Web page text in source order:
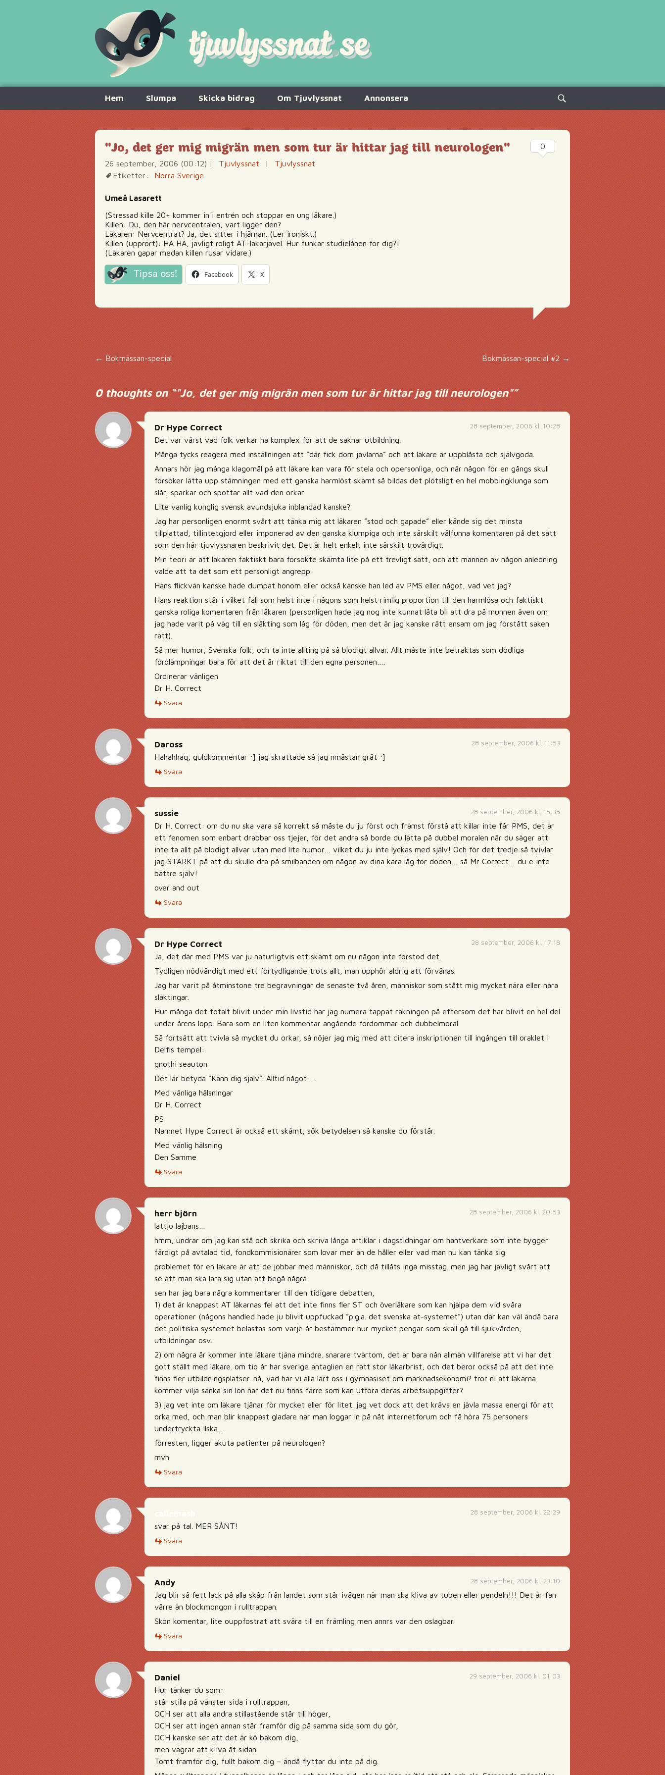
innehåll
Hem Slumpa Skicka bidrag Om Tjuvlyssnat Annonsera
Sök
efter:
"Jo, det ger mig migrän men som tur är hittar jag till neurologen"
26 september, 2006 (00:12) | Tjuvlyssnat |
Tjuvlyssnat
Etiketter:
Norra Sverige
Umeå Lasarett
(Stressad kille 20+ kommer in i entrén och stoppar en ung läkare.)
Killen: Du, den här nervcentralen, vart ligger den?
Läkaren: Nervcentrat? Ja, det sitter i hjärnan. (Ler ironiskt.)
Killen (upprört): HA HA, jävligt roligt AT-läkarjävel. Hur funkar studielånen för dig?!
(Läkaren gapar medan killen rusar vidare.)
Tipsa oss! Facebook X
0
Inläggsnavigering
← Bokmässan-special Bokmässan-special #2 →
0 thoughts on “"Jo, det ger mig migrän men som tur är hittar jag till neurologen"”
28 september, 2006 kl. 10:28
Dr Hype Correct
Det var värst vad folk verkar ha komplex för att de saknar utbildning.
Många tycks reagera med inställningen att ”där fick dom jävlarna” och att läkare är uppblåsta och självgoda.
Annars hör jag många klagomål på att läkare kan vara för stela och opersonliga, och när någon för en gångs skull
försöker lätta upp stämningen med ett ganska harmlöst skämt så bildas det plötsligt en hel mobbingklunga som
slår, sparkar och spottar allt vad den orkar.
Lite vanlig kunglig svensk avundsjuka inblandad kanske?
Jag har personligen enormt svårt att tänka mig att läkaren ”stod och gapade” eller kände sig det minsta
tillplattad, tillintetgjord eller imponerad av den ganska klumpiga och inte särskilt välfunna komentaren på det sätt
som den här tjuvlyssnaren beskrivit det. Det är helt enkelt inte särskilt trovärdigt.
Min teori är att läkaren faktiskt bara försökte skämta lite på ett trevligt sätt, och att mannen av någon anledning
valde att ta det som ett personligt angrepp.
Hans flickvän kanske hade dumpat honom eller också kanske han led av PMS eller något, vad vet jag?
Hans reaktion står i vilket fall som helst inte i någons som helst rimlig proportion till den harmlösa och faktiskt
ganska roliga komentaren från läkaren (personligen hade jag nog inte kunnat låta bli att dra på munnen även om
jag hade varit på väg till en släkting som låg för döden, men det är jag kanske rätt ensam om jag förstått saken
rätt).
Så mer humor, Svenska folk, och ta inte allting på så blodigt allvar. Allt måste inte betraktas som dödliga
förolämpningar bara för att det är riktat till den egna personen….
Ordinerar vänligen
Dr H. Correct
Svara
28 september, 2006 kl. 11:53
Daross
Hahahhaq, guldkommentar :] jag skrattade så jag nmästan grät :]
Svara
28 september, 2006 kl. 15:35
sussie
Dr H. Correct: om du nu ska vara så korrekt så måste du ju först och främst förstå att killar inte får PMS, det är
ett fenomen som enbart drabbar oss tjejer, för det andra så borde du lätta på dubbel moralen när du säger att
inte ta allt på blodigt allvar utan med lite humor… vilket du ju inte lyckas med själv! Och för det tredje så tvivlar
jag STARKT på att du skulle dra på smilbanden om någon av dina kära låg för döden… så Mr Correct… du e inte
bättre själv!
over and out
Svara
28 september, 2006 kl. 17:18
Dr Hype Correct
Ja, det där med PMS var ju naturligtvis ett skämt om nu någon inte förstod det.
Tydligen nödvändigt med ett förtydligande trots allt, man upphör aldrig att förvånas.
Jag har varit på åtminstone tre begravningar de senaste två åren, människor som stått mig mycket nära eller nära
släktingar.
Hur många det totalt blivit under min livstid har jag numera tappat räkningen på eftersom det har blivit en hel del
under årens lopp. Bara som en liten kommentar angående fördommar och dubbelmoral.
Så fortsätt att tvivla så mycket du orkar, så nöjer jag mig med att citera inskriptionen till ingången till oraklet i
Delfis tempel:
gnothi seauton
Det lär betyda ”Känn dig själv”. Alltid något…..
Med vänliga hälsningar
Dr H. Correct
PS
Namnet Hype Correct är också ett skämt, sök betydelsen så kanske du förstår.
Med vänlig hälsning
Den Samme
Svara
28 september, 2006 kl. 20:53
herr björn
lattjo lajbans…
hmm, undrar om jag kan stå och skrika och skriva långa artiklar i dagstidningar om hantverkare som inte bygger
färdigt på avtalad tid, fondkommisionärer som lovar mer än de håller eller vad man nu kan tänka sig.
problemet för en läkare är att de jobbar med människor, och då tillåts inga misstag. men jag har jävligt svårt att
se att man ska lära sig utan att begå några.
sen har jag bara några kommentarer till den tidigare debatten,
1) det är knappast AT läkarnas fel att det inte finns fler ST och överläkare som kan hjälpa dem vid svåra
operationer (någons handled hade ju blivit uppfuckad ”p.g.a. det svenska at-systemet”) utan där kan väl ändå bara
det politiska systemet belastas som varje år bestämmer hur mycket pengar som skall gå till sjukvården,
utbildningar osv.
2) om några år kommer inte läkare tjäna mindre. snarare tvärtom, det är bara nån allmän villfarelse att vi har det
gott ställt med läkare. om tio år har sverige antaglien en rätt stor läkarbrist, och det beror också på att det inte
finns fler utbildningsplatser. nå, vad har vi alla lärt oss i gymnasiset om marknadsekonomi? tror ni att läkarna
kommer vilja sänka sin lön när det nu finns färre som kan utföra deras arbetsuppgifter?
3) jag vet inte om läkare tjänar för mycket eller för litet. jag vet dock att det krävs en jävla massa energi för att
orka med, och man blir knappast gladare när man loggar in på nåt internetforum och få höra 75 personers
undertryckta ilska…
förresten, ligger akuta patienter på neurologen?
mvh
Svara
28 september, 2006 kl. 22:29
svar på tal. MER SÅNT!
Svara
28 september, 2006 kl. 23:10
Andy
Jag blir så fett lack på alla skåp från landet som står ivägen när man ska kliva av tuben eller pendeln!!! Det är fan
värre än blockmongon i rulltrappan.
Skön komentar, lite ouppfostrat att svära till en främling men annrs var den oslagbar.
Svara
29 september, 2006 kl. 01:03
Daniel
Hur tänker du som:
står stilla på vänster sida i rulltrappan,
OCH ser att alla andra stillastående står till höger,
OCH ser att ingen annan står framför dig på samma sida som du gör,
OCH kanske ser att det är kö bakom dig,
men vägrar att kliva åt sidan.
Tomt framför dig, fullt bakom dig – ändå flyttar du inte på dig.